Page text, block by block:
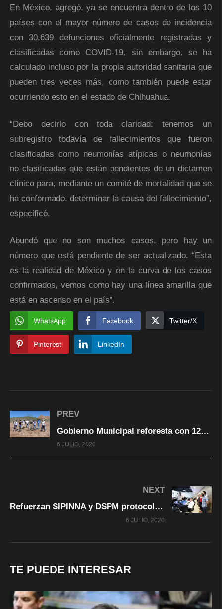
En México, agregó, ya se encuentra dentro de los 10
países con el mayor número de casos de incidencia
con 30,639 defunciones oficialmente registradas y
clasificadas como COVID-19, sin embargo, se ha
calculado incluso por la propia autoridad sanitaria que
pueden tres veces más, como también puede estar
ocurriendo esto en el estado de Chihuahua.
“Debo decirlo con toda claridad: tenemos un
subregistro todavía de fallecimientos que fueron
clasificadas como neumonías atípicas o neumonías
no clasificadas que están pendientes de un dictamen
clínico para, mediante un comité de mortalidad que se
ha conformado, determinar la causa del fallecimiento”,
especificó.
Abundó que no son muchos casos, pero hay un
número que está pendiente de ser actualizado. “Esta
es la realidad de México y en la curva de los casos
confirmados, vemos como hay una línea amarilla que
está en ascenso en el país”.
WhatsApp Facebook Twitter/X
Pinterest LinkedIn
PREV
Gobierno Municipal reforesta con 120 árboles y limpia las inmediaciones del Relleno Sanitario
6 JULIO, 2020
NEXT
Refuerzan SIPINNA y DSPM protocolos de atención para niñas, niños y adolescentes
6 JULIO, 2020
TE PUEDE INTERESAR